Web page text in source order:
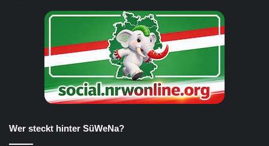
Wer steckt hinter SüWeNa?